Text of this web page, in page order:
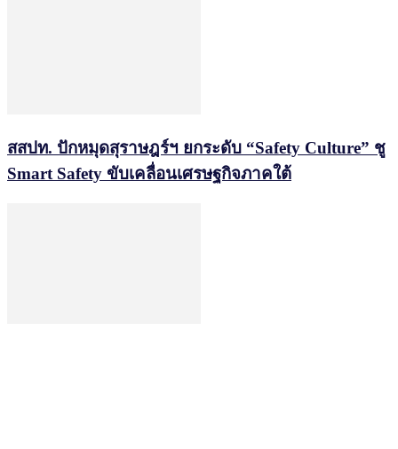
สสปท. ปักหมุดสุราษฎร์ฯ ยกระดับ “Safety Culture” ชู
Smart Safety ขับเคลื่อนเศรษฐกิจภาคใต้